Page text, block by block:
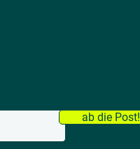
ab die Post!